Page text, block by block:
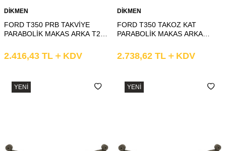
DİKMEN
FORD T350 PRB TAKVİYE
PARABOLİK MAKAS ARKA T2
2.416,43 TL KDV
DİKMEN
FORD T350 TAKOZ KAT
PARABOLİK MAKAS ARKA
2.738,62 TL KDV
YENI YENI